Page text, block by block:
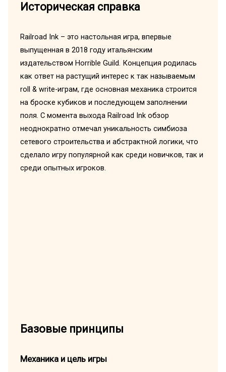
Историческая справка
Railroad Ink – это настольная игра, впервые
выпущенная в 2018 году итальянским
издательством Horrible Guild. Концепция родилась
как ответ на растущий интерес к так называемым
roll & write-играм, где основная механика строится
на броске кубиков и последующем заполнении
поля. С момента выхода Railroad Ink обзор
неоднократно отмечал уникальность симбиоза
сетевого строительства и абстрактной логики, что
сделало игру популярной как среди новичков, так и
среди опытных игроков.
Базовые принципы
Механика и цель игры